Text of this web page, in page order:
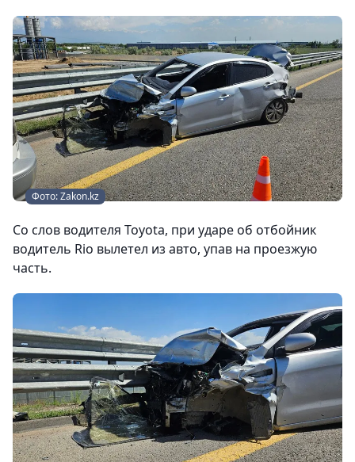
Фото: Zakon.kz
Со слов водителя Toyota, при ударе об отбойник
водитель Rio вылетел из авто, упав на проезжую
часть.